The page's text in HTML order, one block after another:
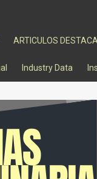
ARTICULOS
Industry Data